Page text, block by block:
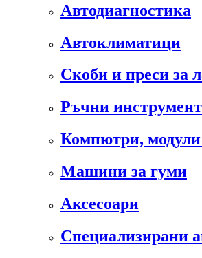
Автодиагностика
Автоклиматици
Скоби и преси за
Ръчни
Компютри, модули
Машини за гуми
Аксесоари
Специализирани